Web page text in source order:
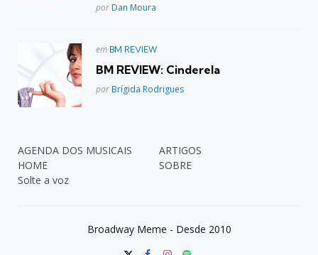
Posted
por Dan Moura
Postado
em BM REVIEW
BM REVIEW: Cinderela
Posted
por Brígida Rodrigues
AGENDA DOS MUSICAIS
ARTIGOS
HOME
SOBRE
Solte a voz
Broadway Meme - Desde 2010